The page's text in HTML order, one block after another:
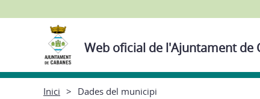
Web oficial de l'Ajuntament de
Inici Dades del municipi